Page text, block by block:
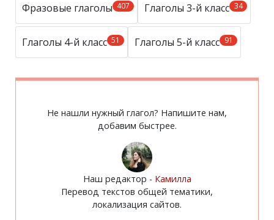
407
Фразовые глаголы 34
Глаголы 3-й класс
51
Глаголы 4-й класс 91
Глаголы 5-й класс
Не нашли нужный глагол? Напишите нам,
добавим быстрее.
Наш редактор - Камилла
Перевод текстов общей тематики,
локализация сайтов.